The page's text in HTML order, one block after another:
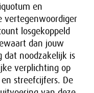
en
vertegenwoordiger
losgekoppeld
dan jouw
dat noodzakelijk is
verplichting op
streefcijfers. De